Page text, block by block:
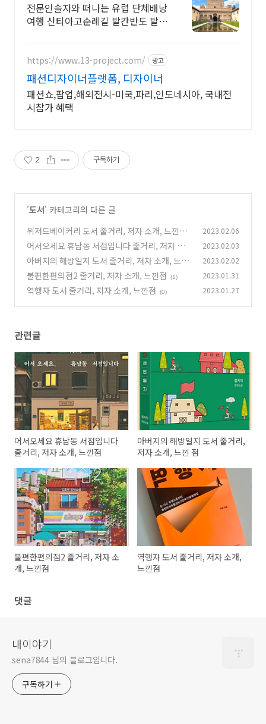
전문인솔자와 떠나는 유럽 단체배낭
여행 산티아고순례길 발칸반도 발틱
동유럽 세미팩제공
https://www.13-project.com/ 광고
패션디자이너플랫폼, 디자이너
패션쇼,팝업,해외전시-미국,파리,인도네시아, 국내전
시참가 혜택
2 구독하기
'도서' 카테고리의 다른 글
위저드베이커리 도서 줄거리, 저자 소개, 느낀점
(0)
2023.02.06
어서오세요 휴남동 서점입니다 줄거리, 저자 소
개, 느낀점 (0)
2023.02.03
아버지의 해방일지 도서 줄거리, 저자 소개, 느낀
점
(0)
2023.02.02
불편한편의점2 줄거리, 저자 소개, 느낀점 (1) 2023.01.31
역행자 도서 줄거리, 저자 소개, 느낀점 (0) 2023.01.27
관련글
어서오세요 휴남동 서점입니다
줄거리, 저자 소개, 느낀점
아버지의 해방일지 도서 줄거리,
저자 소개, 느낀 점
불편한편의점2 줄거리, 저자 소
개, 느낀점
역행자 도서 줄거리, 저자 소개,
느낀점
댓글
내이야기
sena7844 님의 블로그입니다.
구독하기